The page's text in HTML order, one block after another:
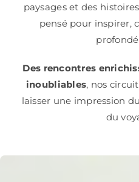
paysages et des
pensé pour inspirer,
Des rencontres
inoubliables, nos
laisser une impression
du